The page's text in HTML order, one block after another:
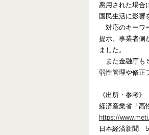
悪用された場合
国民生活に影響
対応のキー
提示。事業者側
ました。
また金融庁も
弱性管理や修正
《出所・参考》
経済産業省「高
https://
日本経済新聞